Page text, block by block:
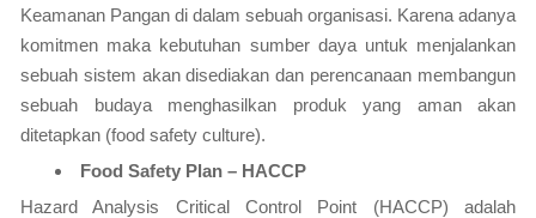
Keamanan Pangan di dalam sebuah organisasi. Karena adanya
komitmen maka kebutuhan sumber daya untuk menjalankan
sebuah sistem akan disediakan dan perencanaan membangun
sebuah budaya menghasilkan produk yang aman akan
ditetapkan (food safety culture).
Food Safety Plan – HACCP
Hazard Analysis Critical Control Point (HACCP) adalah